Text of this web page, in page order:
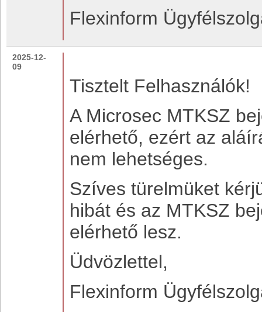
Flexinform
2025-12-
09
Tisztelt Felhasználók!
A Microsec MTKSZ
elérhető, ezért az
nem lehetséges.
Szíves türelmüket
hibát és az MTKSZ
elérhető lesz.
Üdvözlettel,
Flexinform